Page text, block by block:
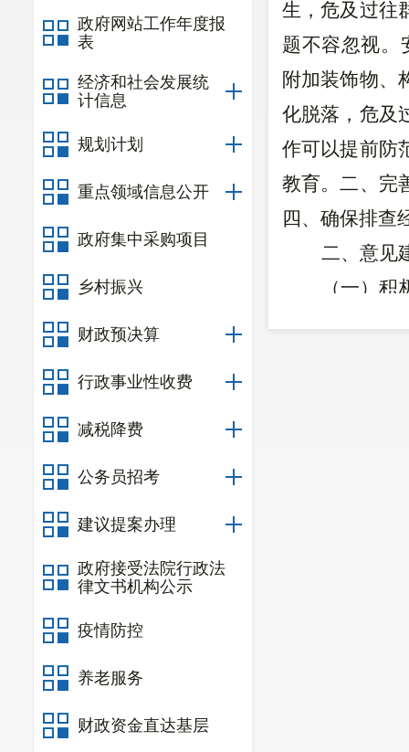
政府网站工作年度报
表
经济和社会发展统
计信息
规划计划
重点领域信息公开
政府集中采购项目
乡村振兴
财政预决算
行政事业性收费
减税降费
公务员招考
建议提案办理
政府接受法院行政法
律文书机构公示
疫情防控
养老服务
财政资金直达基层
生，危及过往
题不容忽视。
附加装饰物、
化脱落，危及
作可以提前防
教育。二、完
四、确保排查
二、意见
（一）